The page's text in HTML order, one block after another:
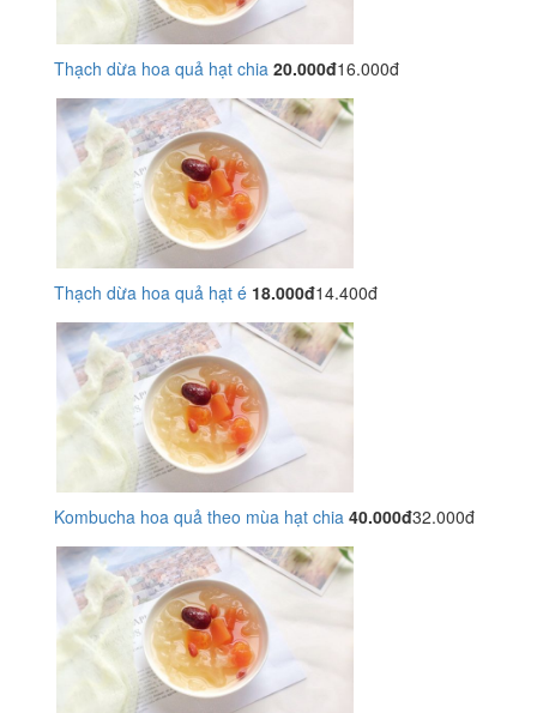
Thạch dừa hoa quả hạt chia 20.000đ16.000đ
Thạch dừa hoa quả hạt é 18.000đ14.400đ
Kombucha hoa quả theo mùa hạt chia 40.000đ32.000đ